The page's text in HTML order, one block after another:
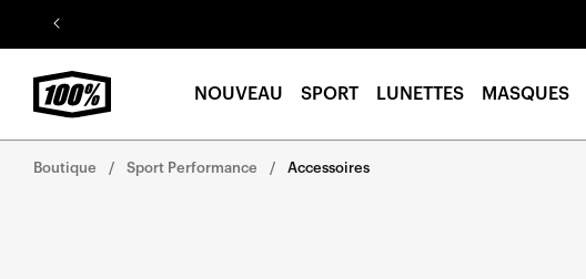
Aller au
contenu
NOUVEAU SPORT LUNETTES MASQUES
Boutique Sport Performance Accessoires